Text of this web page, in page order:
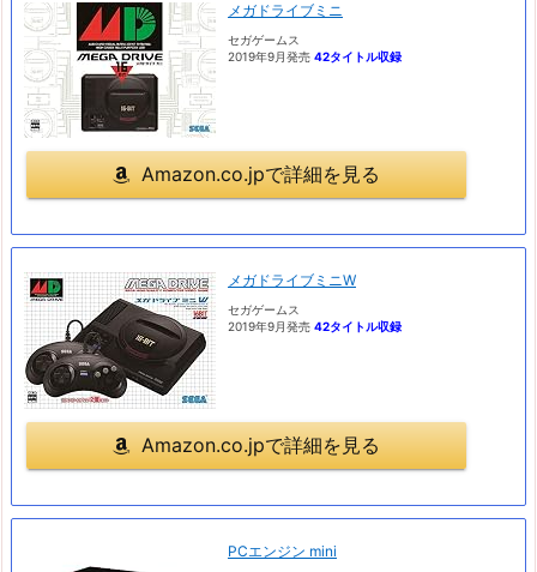
メガドライブミニ
セガゲームス
2019年9月発売 42タイトル収録
Amazon.co.jpで詳細を見る
メガドライブミニW
セガゲームス
2019年9月発売 42タイトル収録
Amazon.co.jpで詳細を見る
PCエンジン mini